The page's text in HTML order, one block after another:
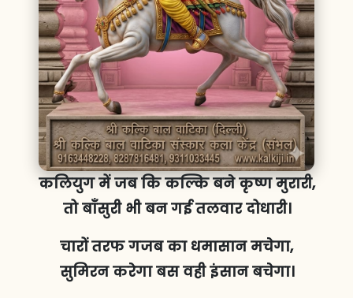
कलियुग में जब कि कल्कि बने कृष्ण मुरारी,
तो बाँसुरी भी बन गई तलवार दोधारी।
चारों तरफ गजब का धमासान मचेगा,
सुमिरन करेगा बस वही इंसान बचेगा।